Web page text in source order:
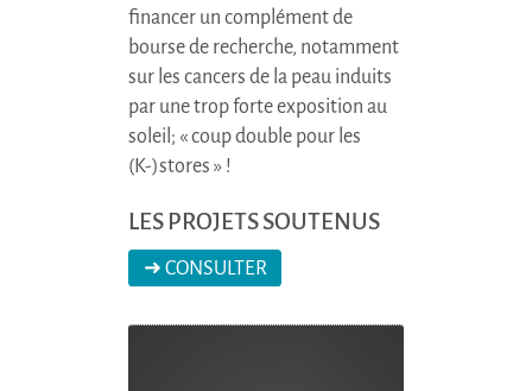
financer un complément de
bourse de recherche, notamment
sur les cancers de la peau induits
par une trop forte exposition au
soleil; « coup double pour les
(K-)stores » !
LES PROJETS SOUTENUS
➜ CONSULTER